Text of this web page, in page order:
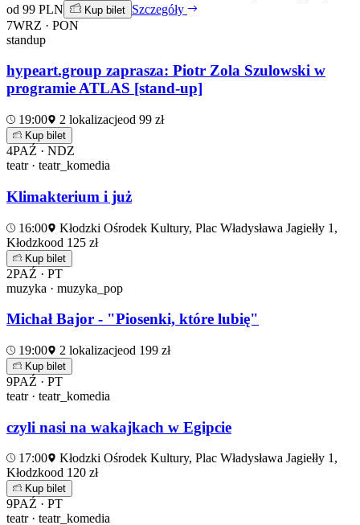
od 99 PLN
Kup bilet Szczegóły
7WRZ · PON
standup
hypeart.group zaprasza: Piotr Zola Szulowski w
programie ATLAS [stand-up]
19:00 2 lokalizacjeod 99 zł
Kup bilet
4PAŹ · NDZ
teatr · teatr_komedia
Klimakterium i już
16:00
Kłodzki Ośrodek Kultury, Plac Władysława Jagiełły 1,
Kłodzkood 125 zł
Kup bilet
2PAŹ · PT
muzyka · muzyka_pop
Michał Bajor - "Piosenki, które lubię"
19:00 2 lokalizacjeod 199 zł
Kup bilet
9PAŹ · PT
teatr · teatr_komedia
czyli nasi na wakajkach w Egipcie
17:00
Kłodzki Ośrodek Kultury, Plac Władysława Jagiełły 1,
Kłodzkood 120 zł
Kup bilet
9PAŹ · PT
teatr · teatr_komedia